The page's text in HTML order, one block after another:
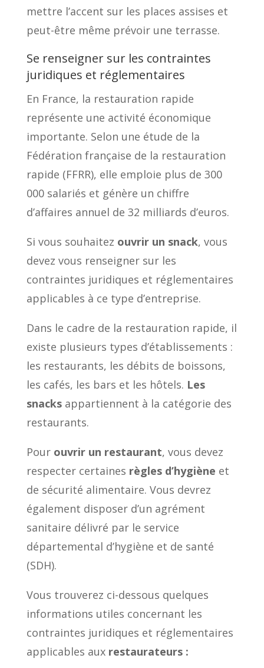
mettre l’accent sur les places assises et
peut-être même prévoir une terrasse.
Se renseigner sur les contraintes
juridiques et réglementaires
En France, la restauration rapide
représente une activité économique
importante. Selon une étude de la
Fédération française de la restauration
rapide (FFRR), elle emploie plus de 300
000 salariés et génère un chiffre
d’affaires annuel de 32 milliards d’euros.
Si vous souhaitez ouvrir un snack, vous
devez vous renseigner sur les
contraintes juridiques et réglementaires
applicables à ce type d’entreprise.
Dans le cadre de la restauration rapide, il
existe plusieurs types d’établissements :
les restaurants, les débits de boissons,
les cafés, les bars et les hôtels. Les
snacksappartiennent à la catégorie des
restaurants.
Pour ouvrir un restaurant, vous devez
respecter certaines règles d’hygiène et
de sécurité alimentaire. Vous devrez
également disposer d’un agrément
sanitaire délivré par le service
départemental d’hygiène et de santé
(SDH).
Vous trouverez ci-dessous quelques
informations utiles concernant les
contraintes juridiques et réglementaires
applicables aux restaurateurs :